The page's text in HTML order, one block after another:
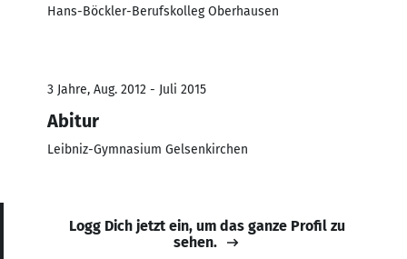
Hans-Böckler-Berufskolleg Oberhausen
3 Jahre, Aug. 2012 - Juli 2015
Abitur
Leibniz-Gymnasium Gelsenkirchen
Logg Dich jetzt ein, um das ganze Profil zu
sehen.